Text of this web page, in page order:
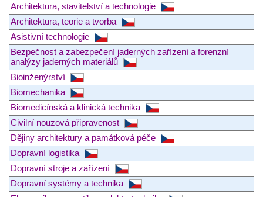
Architektura, stavitelství a technologie
Architektura, teorie a tvorba
Asistivní technologie
Bezpečnost a zabezpečení jaderných zařízení a forenzní
analýzy jaderných materiálů
Bioinženýrství
Biomechanika
Biomedicínská a klinická technika
Civilní nouzová připravenost
Dějiny architektury a památková péče
Dopravní logistika
Dopravní stroje a zařízení
Dopravní systémy a technika